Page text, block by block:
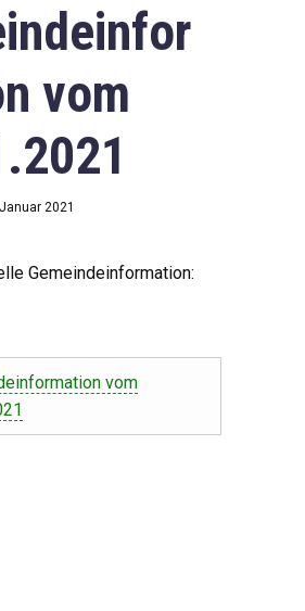
vom
2021
Gemeindeinformation:
vom